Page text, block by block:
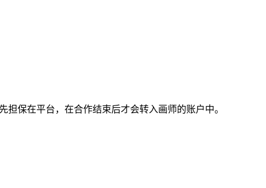
保在平台，在合作结束后才会转入画师的账户中。